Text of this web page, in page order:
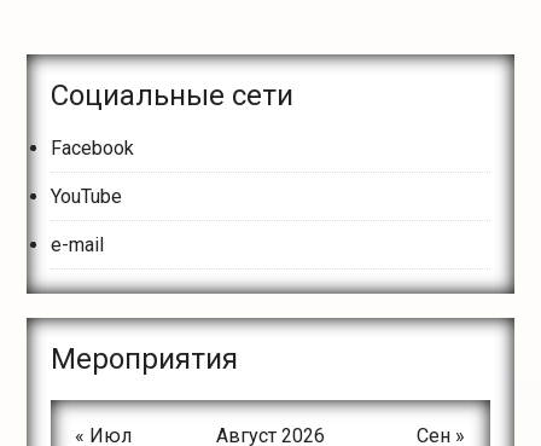
Основной
сайдбар
Социальные сети
Facebook
YouTube
e-mail
Meроприятия
Август 2026
« Июл Сен »